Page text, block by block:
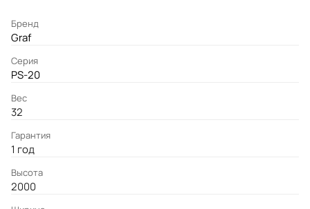
Бренд
Graf
Серия
PS-20
Вес
32
Гарантия
1 год
Высота
2000